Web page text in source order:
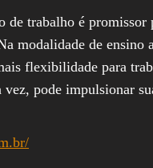
trabalho é promissor
modalidade de ensino
flexibilidade para
vez, pode impulsionar